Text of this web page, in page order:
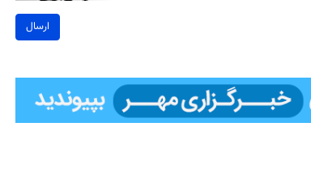
ارسال
روزنامه‌های اقتصادی پنج‌شنبه ۱۵ مرداد ۱۴۰۵